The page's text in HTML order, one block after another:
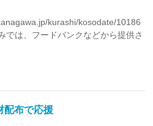
kurashi/kosodate/10186
では、フードバンクなどから提供さ
配布で応援